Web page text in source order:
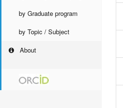
by Graduate program
by Topic / Subject
About